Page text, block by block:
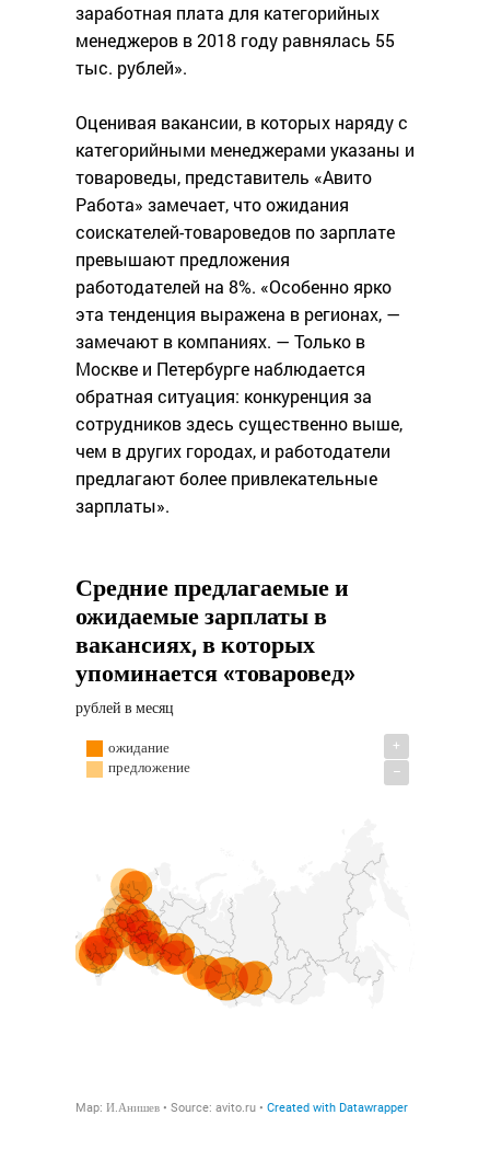
заработная плата для категорийных
менеджеров в 2018 году равнялась 55
тыс. рублей».
Оценивая вакансии, в которых наряду с
категорийными менеджерами указаны и
товароведы, представитель «Авито
Работа» замечает, что ожидания
соискателей-товароведов по зарплате
превышают предложения
работодателей на 8%. «Особенно ярко
эта тенденция выражена в регионах, —
замечают в компаниях. — Только в
Москве и Петербурге наблюдается
обратная ситуация: конкуренция за
сотрудников здесь существенно выше,
чем в других городах, и работодатели
предлагают более привлекательные
зарплаты».